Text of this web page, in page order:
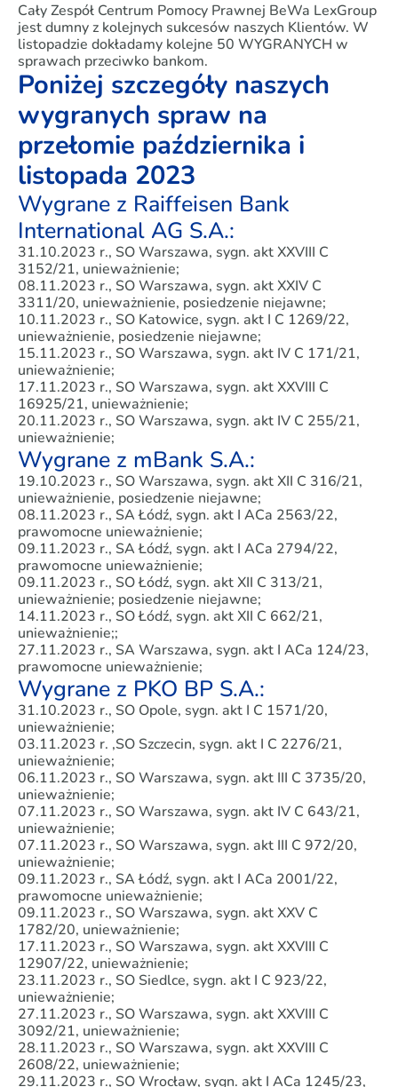
Cały Zespół Centrum Pomocy Prawnej BeWa LexGroup
jest dumny z kolejnych sukcesów naszych Klientów. W
listopadzie dokładamy kolejne 50 WYGRANYCH w
sprawach przeciwko bankom.
Poniżej szczegóły naszych
wygranych spraw na
przełomie października i
listopada 2023
Wygrane z Raiffeisen Bank
International AG S.A.:
31.10.2023 r., SO Warszawa, sygn. akt XXVIII C
3152/21, unieważnienie;
08.11.2023 r., SO Warszawa, sygn. akt XXIV C
3311/20, unieważnienie, posiedzenie niejawne;
10.11.2023 r., SO Katowice, sygn. akt I C 1269/22,
unieważnienie, posiedzenie niejawne;
15.11.2023 r., SO Warszawa, sygn. akt IV C 171/21,
unieważnienie;
17.11.2023 r., SO Warszawa, sygn. akt XXVIII C
16925/21, unieważnienie;
20.11.2023 r., SO Warszawa, sygn. akt IV C 255/21,
unieważnienie;
Wygrane z mBank S.A.:
19.10.2023 r., SO Warszawa, sygn. akt XII C 316/21,
unieważnienie, posiedzenie niejawne;
08.11.2023 r., SA Łódź, sygn. akt I ACa 2563/22,
prawomocne unieważnienie;
09.11.2023 r., SA Łódź, sygn. akt I ACa 2794/22,
prawomocne unieważnienie;
09.11.2023 r., SO Łódź, sygn. akt XII C 313/21,
unieważnienie; posiedzenie niejawne;
14.11.2023 r., SO Łódź, sygn. akt XII C 662/21,
unieważnienie;;
27.11.2023 r., SA Warszawa, sygn. akt I ACa 124/23,
prawomocne unieważnienie;
Wygrane z PKO BP S.A.:
31.10.2023 r., SO Opole, sygn. akt I C 1571/20,
unieważnienie;
03.11.2023 r. ,SO Szczecin, sygn. akt I C 2276/21,
unieważnienie;
06.11.2023 r., SO Warszawa, sygn. akt III C 3735/20,
unieważnienie;
07.11.2023 r., SO Warszawa, sygn. akt IV C 643/21,
unieważnienie;
07.11.2023 r., SO Warszawa, sygn. akt III C 972/20,
unieważnienie;
09.11.2023 r., SA Łódź, sygn. akt I ACa 2001/22,
prawomocne unieważnienie;
09.11.2023 r., SO Warszawa, sygn. akt XXV C
1782/20, unieważnienie;
17.11.2023 r., SO Warszawa, sygn. akt XXVIII C
12907/22, unieważnienie;
23.11.2023 r., SO Siedlce, sygn. akt I C 923/22,
unieważnienie;
27.11.2023 r., SO Warszawa, sygn. akt XXVIII C
3092/21, unieważnienie;
28.11.2023 r., SO Warszawa, sygn. akt XXVIII C
2608/22, unieważnienie;
29.11.2023 r., SO Wrocław, sygn. akt I ACa 1245/23,